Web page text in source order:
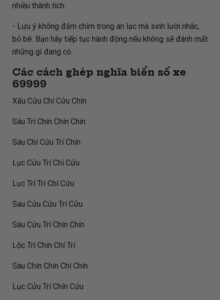
nhiều thành tích.
- Lưu ý không đắm chìm trong an lạc mà sinh lười nhác,
bỏ bê. Bạn hãy tiếp tục hành động nếu không sẽ đánh mất
những gì đang có.
Các cách ghép nghĩa biển số xe
69999
Xấu Cửu Chí Cửu Chín
Sáu Trí Chín Chín Chín
Sáu Chí Cửu Trí Chín
Lục Cửu Trí Chí Cửu
Lục Trí Trí Chí Cửu
Sau Cửu Cửu Trí Cửu
Sáu Cửu Trí Chín Chín
Lộc Trí Chín Chí Trí
Sau Chín Chín Chí Chín
Lục Cửu Trí Chín Cửu